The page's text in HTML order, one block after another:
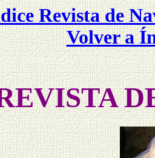
Revista de
Volver a